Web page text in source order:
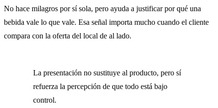
No hace milagros por sí sola, pero ayuda a justificar por qué una
bebida vale lo que vale. Esa señal importa mucho cuando el cliente
compara con la oferta del local de al lado.
La presentación no sustituye al producto, pero sí
refuerza la percepción de que todo está bajo
control.